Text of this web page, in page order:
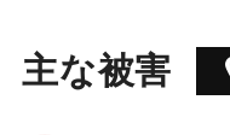
主な被害